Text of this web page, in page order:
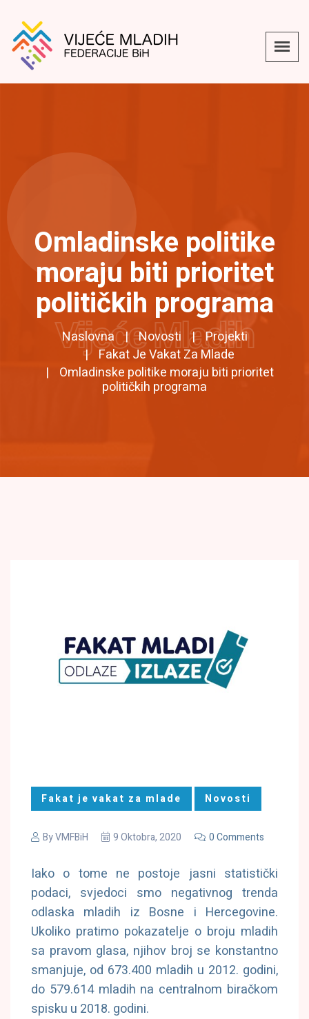
Omladinske politike
moraju biti prioritet
političkih programa
Naslovna Novosti
Projekti
Fakat Je Vakat Za Mlade
Omladinske politike moraju biti prioritet
političkih programa
Vijeće Mladih
Fakat je vakat za mlade Novosti
ByVMFBiH 9 Oktobra, 2020 0 Comments
Iako o tome ne postoje jasni statistički
podaci, svjedoci smo negativnog trenda
odlaska mladih iz Bosne i Hercegovine.
Ukoliko pratimo pokazatelje o broju mladih
sa pravom glasa, njihov broj se konstantno
smanjuje, od 673.400 mladih u 2012. godini,
do 579.614 mladih na centralnom biračkom
spisku u 2018. godini.